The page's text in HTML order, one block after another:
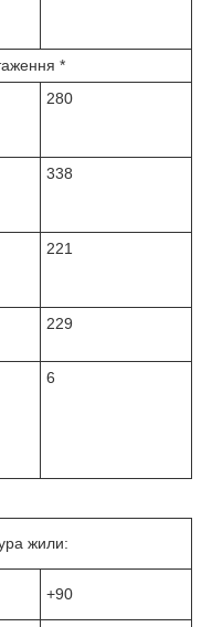
*
280
338
221
229
6
жили:
+90